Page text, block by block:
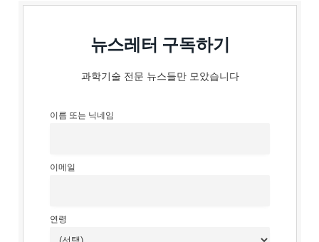
뉴스레터 구독하기
과학기술 전문 뉴스들만 모았습니다
이름 또는 닉네임
이메일
연령